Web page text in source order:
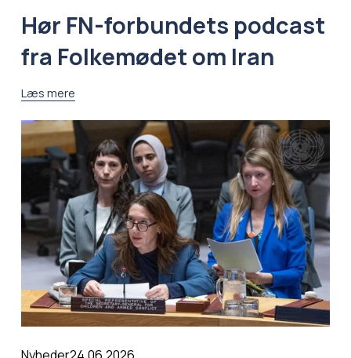
Hør FN-forbundets podcast
fra Folkemødet om Iran
Læs mere